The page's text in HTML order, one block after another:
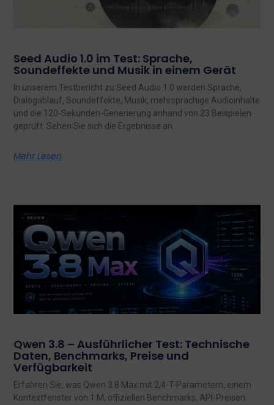
Seed Audio 1.0 im Test: Sprache,
Soundeffekte und Musik in einem Gerät
In unserem Testbericht zu Seed Audio 1.0 werden Sprache,
Dialogablauf, Soundeffekte, Musik, mehrsprachige Audioinhalte
und die 120-Sekunden-Generierung anhand von 23 Beispielen
geprüft. Sehen Sie sich die Ergebnisse an.
Mehr Lesen
Qwen 3.8 – Ausführlicher Test: Technische
Daten, Benchmarks, Preise und
Verfügbarkeit
Erfahren Sie, was Qwen 3.8 Max mit 2,4-T-Parametern, einem
Kontextfenster von 1 M, offiziellen Benchmarks, API-Preisen